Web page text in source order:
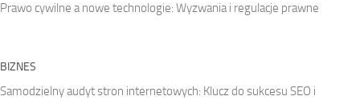
Prawo cywilne a nowe technologie: Wyzwania i regulacje prawne
BIZNES
Samodzielny audyt stron internetowych: Klucz do sukcesu SEO i